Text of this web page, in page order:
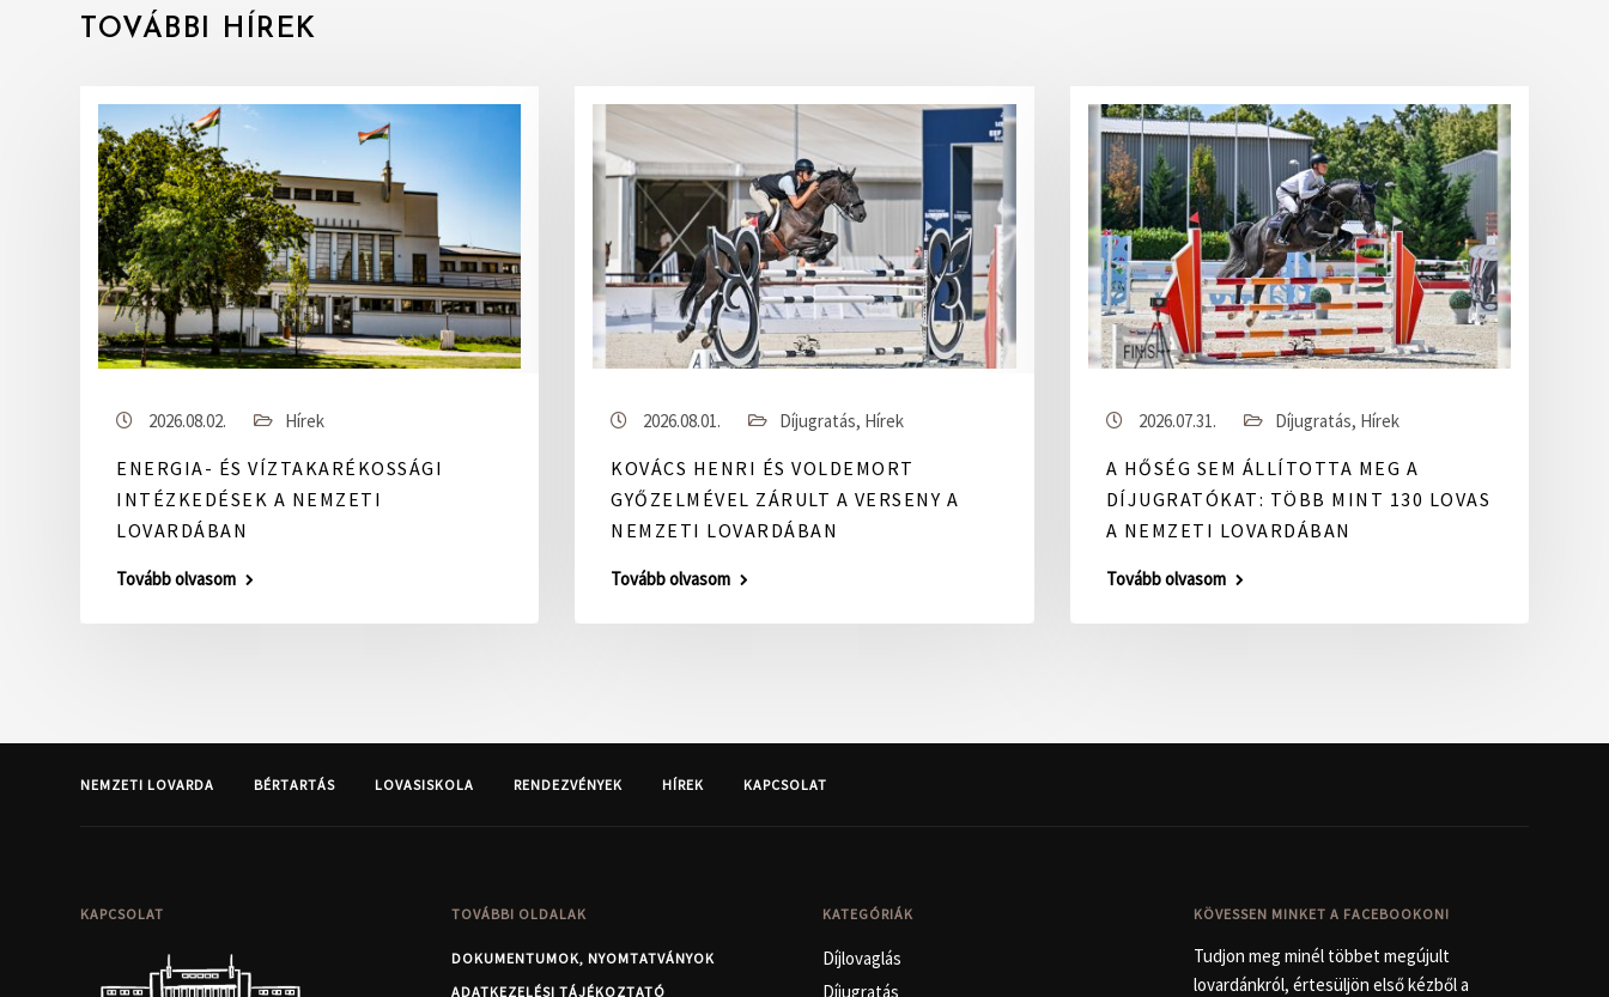
TOVÁBBI HÍREK
2026.08.02. Hírek
ENERGIA- ÉS VÍZTAKARÉKOSSÁGI
INTÉZKEDÉSEK A NEMZETI
LOVARDÁBAN
Tovább olvasom
2026.08.01. Díjugratás, Hírek
KOVÁCS HENRI ÉS VOLDEMORT
GYŐZELMÉVEL ZÁRULT A VERSENY A
NEMZETI LOVARDÁBAN
Tovább olvasom
2026.07.31. Díjugratás, Hírek
A HŐSÉG SEM ÁLLÍTOTTA MEG A
DÍJUGRATÓKAT: TÖBB MINT 130 LOVAS
A NEMZETI LOVARDÁBAN
Tovább olvasom
NEMZETI LOVARDA BÉRTARTÁS LOVASISKOLA RENDEZVÉNYEK HÍREK KAPCSOLAT
KAPCSOLAT TOVÁBBI OLDALAK
DOKUMENTUMOK, NYOMTATVÁNYOK
ADATKEZELÉSI TÁJÉKOZTATÓ
KATEGÓRIÁK
Díjlovaglás
Díjugratás
KÖVESSEN MINKET A FACEBOOKON!
Tudjon meg minél többet megújult
lovardánkról, értesüljön első kézből a